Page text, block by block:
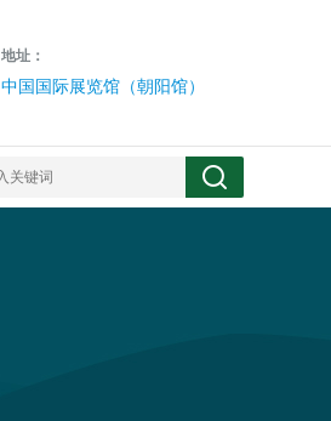
地址：
中国国际展览馆（朝阳馆）